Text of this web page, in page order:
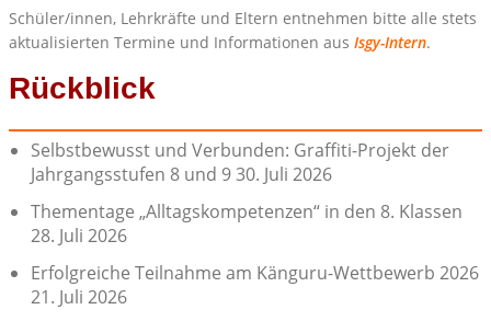
Schüler/innen, Lehrkräfte und Eltern entnehmen bitte alle stets
aktualisierten Termine und Informationen aus Isgy-Intern.
Rückblick
Selbstbewusst und Verbunden: Graffiti-Projekt der
Jahrgangsstufen 8 und 930. Juli 2026
Thementage „Alltagskompetenzen“ in den 8. Klassen
28. Juli 2026
Erfolgreiche Teilnahme am Känguru-Wettbewerb 2026
21. Juli 2026